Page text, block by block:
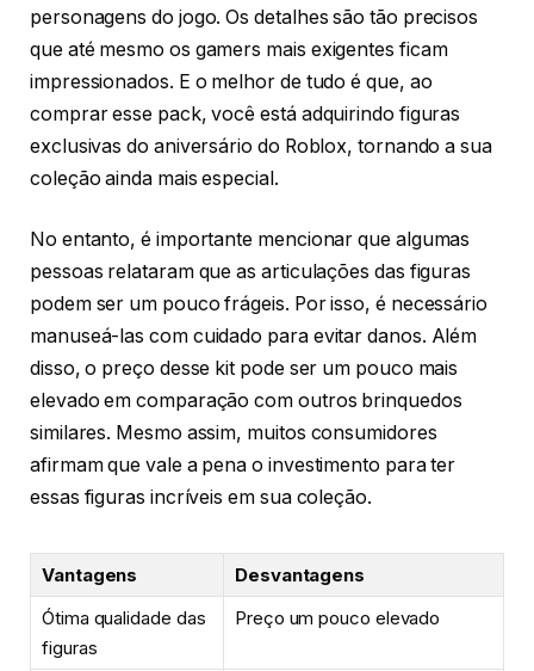
personagens do jogo. Os detalhes são tão precisos
que até mesmo os gamers mais exigentes ficam
impressionados. E o melhor de tudo é que, ao
comprar esse pack, você está adquirindo figuras
exclusivas do aniversário do Roblox, tornando a sua
coleção ainda mais especial.
No entanto, é importante mencionar que algumas
pessoas relataram que as articulações das figuras
podem ser um pouco frágeis. Por isso, é necessário
manuseá-las com cuidado para evitar danos. Além
disso, o preço desse kit pode ser um pouco mais
elevado em comparação com outros brinquedos
similares. Mesmo assim, muitos consumidores
afirmam que vale a pena o investimento para ter
essas figuras incríveis em sua coleção.
Vantagens
Desvantagens
Ótima qualidade das
figuras
Preço um pouco elevado